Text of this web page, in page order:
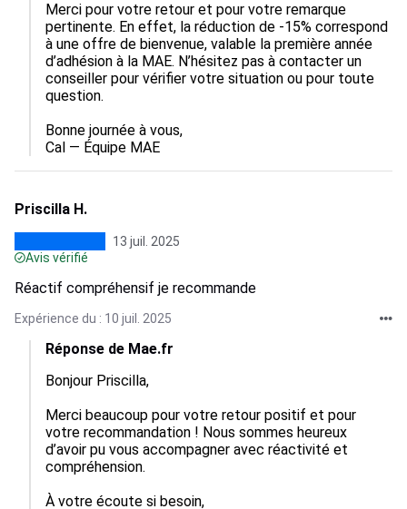
Merci pour votre retour et pour votre remarque
pertinente. En effet, la réduction de -15% correspond
à une offre de bienvenue, valable la première année
d’adhésion à la MAE. N’hésitez pas à contacter un
conseiller pour vérifier votre situation ou pour toute
question.
Bonne journée à vous,
Cal — Équipe MAE
Priscilla H.
13 juil. 2025
Avis vérifié
Réactif compréhensif je recommande
Expérience du : 10 juil. 2025
Réponse de Mae.fr
Bonjour Priscilla,
Merci beaucoup pour votre retour positif et pour
votre recommandation ! Nous sommes heureux
d’avoir pu vous accompagner avec réactivité et
compréhension.
À votre écoute si besoin,